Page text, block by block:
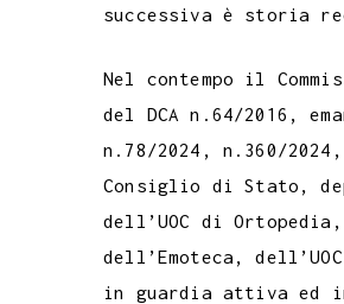
successiva è storia
Nel contempo il
del DCA n.64/2016,
n.78/2024, n.360/
Consiglio di Stato,
dell’UOC di
dell’Emoteca,
in guardia attiva ed